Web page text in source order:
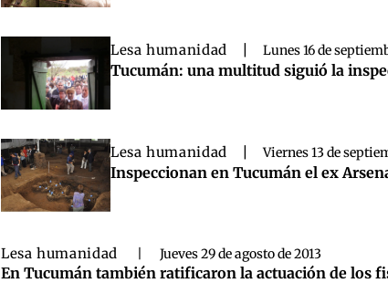
Lesa humanidad Lunes 16 de
Tucumán: una multitud siguió la
Lesa humanidad Viernes 13 de
Inspeccionan en Tucumán el ex
Lesa humanidad Jueves 29 de agosto de 2013
En Tucumán también ratificaron la actuación de los